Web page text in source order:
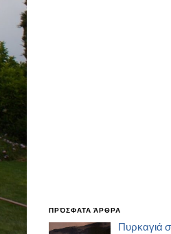
ΠΡΌΣΦΑΤΑ ΆΡΘΡΑ
Πυρκαγιά